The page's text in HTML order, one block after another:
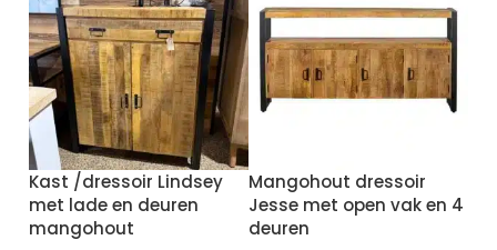
Kast /dressoir Lindsey
met lade en deuren
mangohout
Mangohout dressoir
Jesse met open vak en 4
deuren